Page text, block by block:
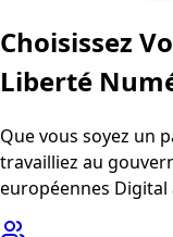
Choisissez
Liberté
Que vous soyez un
travailliez au
européennes Digital